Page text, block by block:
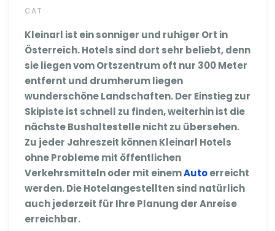
CAT
Kleinarl ist ein sonniger und ruhiger Ort in
Österreich. Hotels sind dort sehr beliebt, denn
sie liegen vom Ortszentrum oft nur 300 Meter
entfernt und drumherum liegen
wunderschöne Landschaften. Der Einstieg zur
Skipiste ist schnell zu finden, weiterhin ist die
nächste Bushaltestelle nicht zu übersehen.
Zu jeder Jahreszeit können Kleinarl Hotels
ohne Probleme mit öffentlichen
Verkehrsmitteln oder mit einemAutoerreicht
werden. Die Hotelangestellten sind natürlich
auch jederzeit für Ihre Planung der Anreise
erreichbar.